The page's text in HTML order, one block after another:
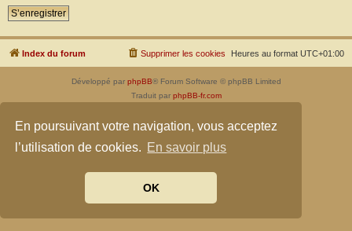
En poursuivant votre navigation, vous acceptez
l’utilisation de cookies. En savoir plus
OK
S’enregistrer
Index du forum Heures au format UTC+01:00
Supprimer les cookies
Développé par phpBB® Forum Software © phpBB Limited
Traduit par phpBB-fr.com